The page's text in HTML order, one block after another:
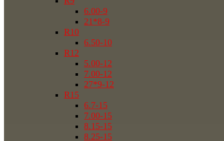
6.00-9
21*8-9
R10
6.50-10
R12
5.00-12
7.00-12
27*9-12
R15
6.7-15
7.00-15
8.15-15
8.25-15